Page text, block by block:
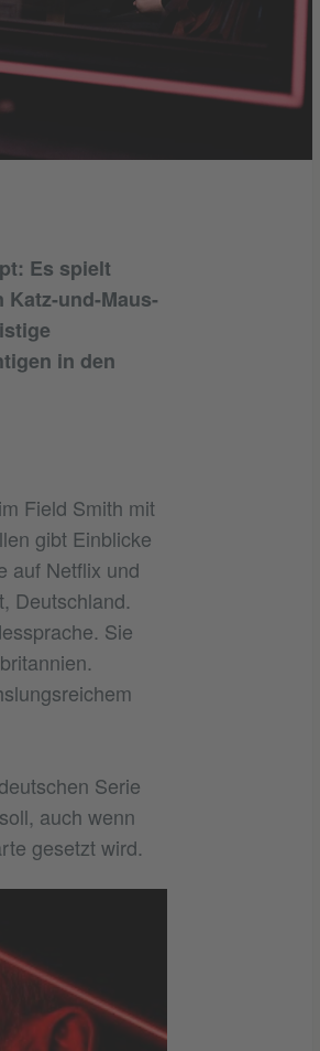
Es spielt
und-Maus-
in den
Field Smith mit
gibt Einblicke
auf Netflix und
Deutschland.
Sie
Serie
auch wenn
gesetzt wird.